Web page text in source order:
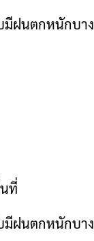
มีฝนตกหนักบาง
ที่
มีฝนตกหนักบาง